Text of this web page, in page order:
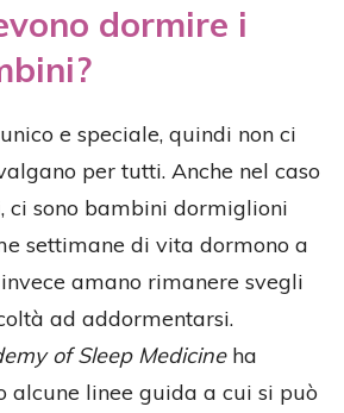
dormire i
e speciale, quindi non ci
per tutti. Anche nel caso
ci sono bambini dormiglioni
settimane di vita dormono a
amano rimanere svegli
ad addormentarsi.
of Sleep Medicineha
alcune linee guida a cui si può